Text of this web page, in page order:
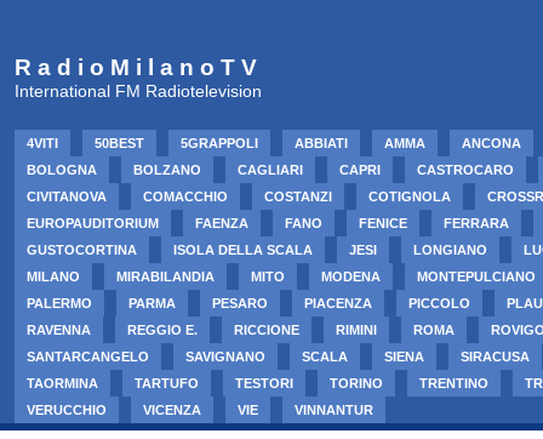
R a d i o M i l a n o T V
International FM Radiotelevision
4VITI 50BEST 5GRAPPOLI ABBIATI AMMA
ANCONA
BOLOGNA
BOLZANO CAGLIARI CAPRI
CASTROCARO
CIVITANOVA
COMACCHIO COSTANZI COTIGNOLA
EUROPAUDITORIUM
FAENZA FANO FENICE
FERRARA
GUSTOCORTINA
ISOLA DELLA SCALA JESI LONGIANO
MILANO
MIRABILANDIA MITO MODENA
MONTEPULCIANO
PALERMO
PARMA PESARO PIACENZA PICCOLO
RAVENNA
REGGIO E. RICCIONE RIMINI ROMA
SANTARCANGELO
SAVIGNANO SCALA SIENA
SIRACUSA
TAORMINA
TARTUFO TESTORI TORINO TRENTINO
VERUCCHIO
VICENZA VIE VINNANTUR